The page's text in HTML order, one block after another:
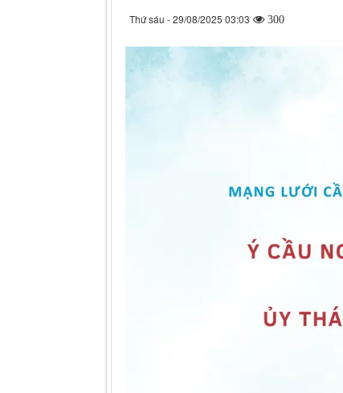
Thứ sáu - 29/08/2025 03:03 300